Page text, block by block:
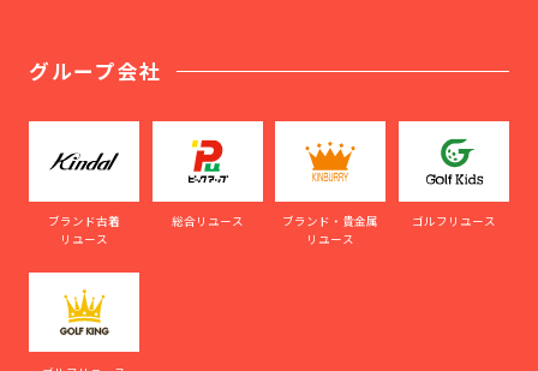
グループ会社
ブランド古着
リユース
総合リユース
ブランド・貴金属
リユース
ゴルフリユース